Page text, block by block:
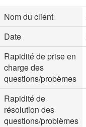
Nom du client
Date
Rapidité de prise en
charge des
questions/probèmes
Rapidité de
résolution des
questions/problèmes